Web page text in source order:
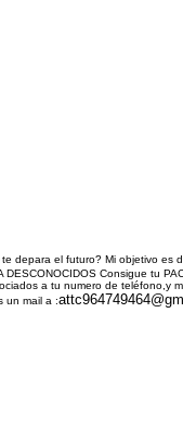
te depara el futuro? Mi objetivo es
Consigue tu
a tu numero de
un mail a :